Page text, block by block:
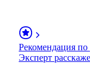
Рекомендация
Эксперт